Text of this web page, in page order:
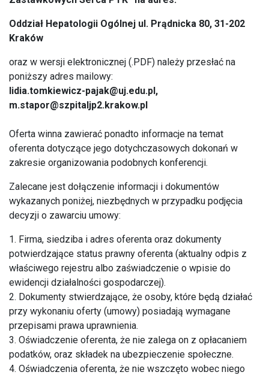
Oddział Hepatologii Ogólnej ul. Prądnicka 80, 31-202
Kraków
oraz w wersji elektronicznej (.PDF) należy przesłać na
poniższy adres mailowy:
lidia.tomkiewicz-pajak@uj.edu.pl,
m.stapor@szpitaljp2.krakow.pl
Oferta winna zawierać ponadto informacje na temat
oferenta dotyczące jego dotychczasowych dokonań w
zakresie organizowania podobnych konferencji.
Zalecane jest dołączenie informacji i dokumentów
wykazanych poniżej, niezbędnych w przypadku podjęcia
decyzji o zawarciu umowy:
1. Firma, siedziba i adres oferenta oraz dokumenty
potwierdzające status prawny oferenta (aktualny odpis z
właściwego rejestru albo zaświadczenie o wpisie do
ewidencji działalności gospodarczej).
2. Dokumenty stwierdzające, że osoby, które będą działać
przy wykonaniu oferty (umowy) posiadają wymagane
przepisami prawa uprawnienia.
3. Oświadczenie oferenta, że nie zalega on z opłacaniem
podatków, oraz składek na ubezpieczenie społeczne.
4. Oświadczenia oferenta, że nie wszczęto wobec niego